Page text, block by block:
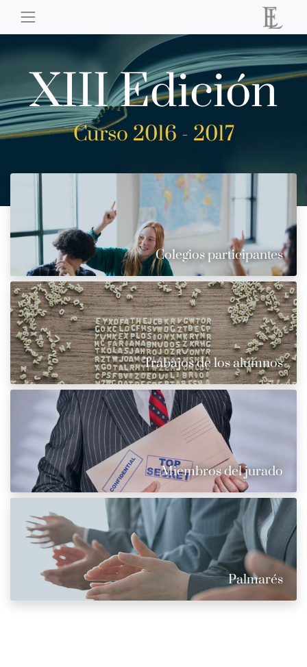
XIII Edición
Curso 2016 - 2017
Colegios participantes
Trabajos de los alumnos
Miembros del jurado
Palmarés